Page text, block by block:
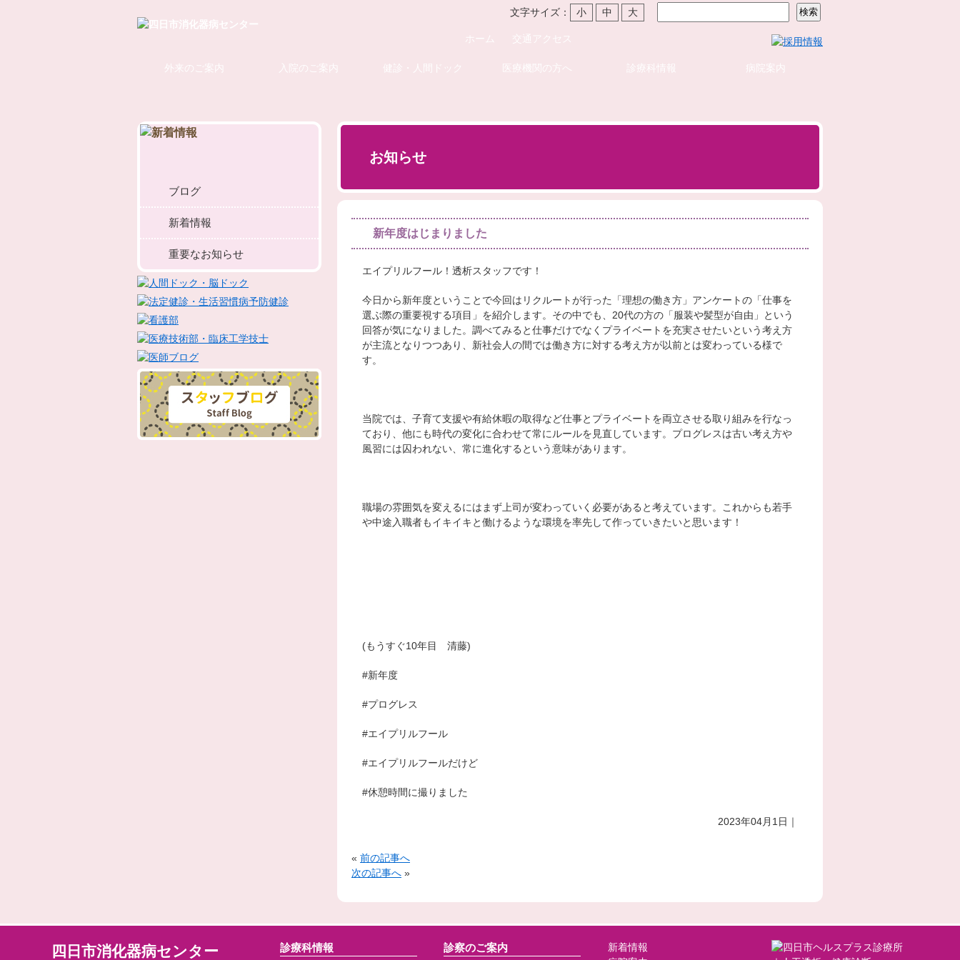
文字サイズ： 小 中 大
ホーム 交通アクセス
外来のご案内 入院のご案内 健診・人間ドック 医療機関の方へ 診療科情報 病院案内
お知らせ
新年度はじまりました
エイプリルフール！透析スタッフです！
今日から新年度ということで今回はリクルートが行った「理想の働き方」アンケートの「仕事を
選ぶ際の重要視する項目」を紹介します。その中でも、20代の方の「服装や髪型が自由」という
回答が気になりました。調べてみると仕事だけでなくプライベートを充実させたいという考え方
が主流となりつつあり、新社会人の間では働き方に対する考え方が以前とは変わっている様で
す。
当院では、子育て支援や有給休暇の取得など仕事とプライベートを両立させる取り組みを行なっ
ており、他にも時代の変化に合わせて常にルールを見直しています。プログレスは古い考え方や
風習には囚われない、常に進化するという意味があります。
職場の雰囲気を変えるにはまず上司が変わっていく必要があると考えています。これからも若手
や中途入職者もイキイキと働けるような環境を率先して作っていきたいと思います！
(もうすぐ10年目 清藤)
#新年度
#プログレス
#エイプリルフール
#エイプリルフールだけど
#休憩時間に撮りました
2023年04月1日｜
« 前の記事へ
次の記事へ »
ブログ
新着情報
重要なお知らせ
四日市消化器病センター 診療科情報 診察のご案内
新着情報